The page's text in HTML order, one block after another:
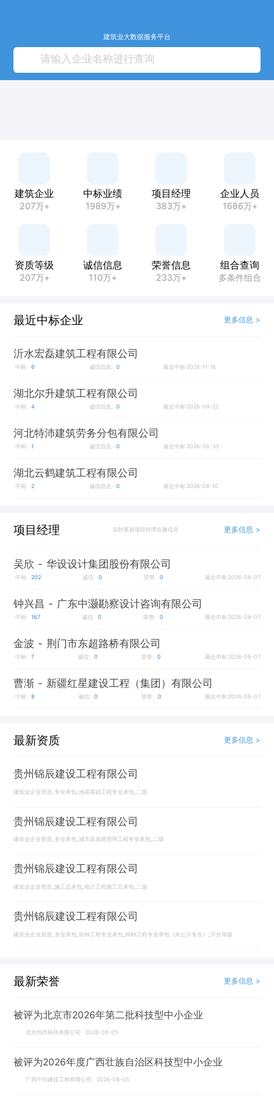
建筑业大数据服务平台
建筑企业
207万+
中标业绩
1989万+
项目经理
383万+
企业人员
1686万+
资质等级
207万+
诚信信息
110万+
荣誉信息
233万+
组合查询
多条件组合
最近中标企业 更多信息 >
沂水宏磊建筑工程有限公司
中标: 6 诚信信息: 0 最近中标:2026-11-18
湖北尔升建筑工程有限公司
中标: 4 诚信信息: 0 最近中标:2026-09-22
河北特沛建筑劳务分包有限公司
中标: 1 诚信信息: 0 最近中标:2026-08-30
湖北云鹤建筑工程有限公司
中标: 2 诚信信息: 0 最近中标:2026-08-10
项目经理 实时更新项目经理在建信息 更多信息 >
吴欣 - 华设设计集团股份有限公司
中标: 202 诚信: 0 荣誉: 0 最近中标:2026-08-07
钟兴昌 - 广东中灏勘察设计咨询有限公司
中标: 167 诚信: 0 荣誉: 0 最近中标:2026-08-07
金波 - 荆门市东超路桥有限公司
中标: 7 诚信: 0 荣誉: 0 最近中标:2026-08-07
曹渐 - 新疆红星建设工程（集团）有限公司
中标: 8 诚信: 0 荣誉: 0 最近中标:2026-08-07
最新资质 更多信息 >
贵州锦辰建设工程有限公司
建筑业企业资质_专业承包_地基基础工程专业承包_二级
贵州锦辰建设工程有限公司
建筑业企业资质_专业承包_城市及道路照明工程专业承包_二级
贵州锦辰建设工程有限公司
建筑业企业资质_施工总承包_电力工程施工总承包_二级
贵州锦辰建设工程有限公司
建筑业企业资质_专业承包_特种工程专业承包_特种工程专业承包（未公示专业）_不分等级
最新荣誉 更多信息 >
被评为北京市2026年第二批科技型中小企业
北京恒尚科技有限公司 2026-08-05
被评为2026年度广西壮族自治区科技型中小企业
广西中珩建设工程有限公司 2026-08-05